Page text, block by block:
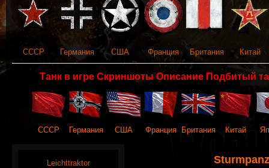
СССР Германия США Франция Британия Китай
Танк в игре Скриншоты Описание Подбитый
СССР Германия США Франция Британия Китай
Leichttraktor